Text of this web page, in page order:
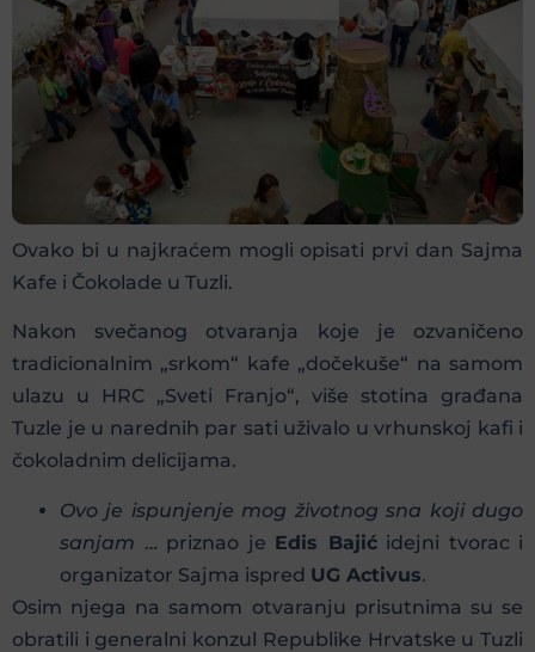
Ovako bi u najkraćem mogli opisati prvi dan Sajma
Kafe i Čokolade u Tuzli.
Nakon svečanog otvaranja koje je ozvaničeno
tradicionalnim „srkom“ kafe „dočekuše“ na samom
ulazu u HRC „Sveti Franjo“, više stotina građana
Tuzle je u narednih par sati uživalo u vrhunskoj kafi i
čokoladnim delicijama.
Ovo je ispunjenje mog životnog sna koji dugo
sanjam … priznao je Edis Bajićidejni tvorac i
organizator Sajma ispred UG Activus.
Osim njega na samom otvaranju prisutnima su se
obratili i generalni konzul Republike Hrvatske u Tuzli